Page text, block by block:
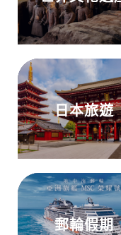
日本旅遊
郵輪假期